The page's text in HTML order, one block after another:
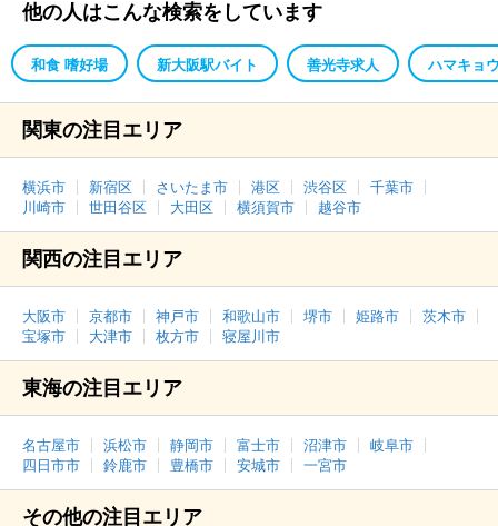
他の人はこんな検索をしています
和食 嗜好場 新大阪駅バイト 善光寺求人 ハマキョ
関東の注目エリア
横浜市 新宿区 さいたま市 港区 渋谷区
千葉市
川崎市
世田谷区 大田区 横須賀市 越谷市
関西の注目エリア
大阪市 京都市 神戸市 和歌山市 堺市 姫路市
茨木市
宝塚市
大津市 枚方市 寝屋川市
東海の注目エリア
名古屋市 浜松市 静岡市 富士市 沼津市
岐阜市
四日市市
鈴鹿市 豊橋市 安城市 一宮市
その他の注目エリア